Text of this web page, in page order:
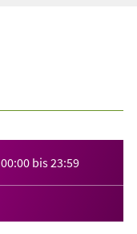
00:00 bis23:59